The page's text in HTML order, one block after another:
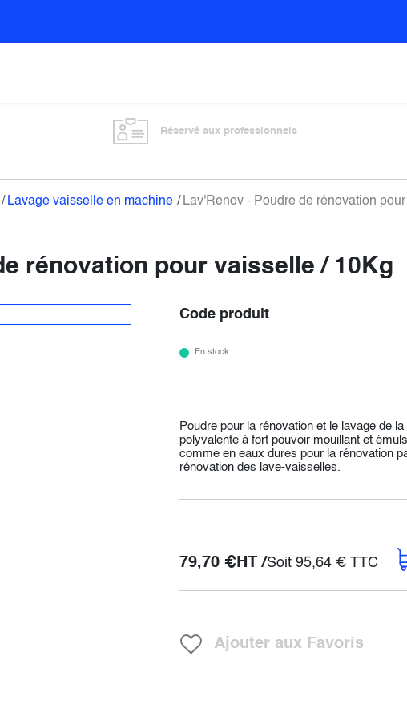
Réservé aux professionnels
Lavage vaisselle en machine Lav'Renov - Poudre de rénovation
rénovation pour vaisselle / 10Kg
Code produit
En stock
Poudre pour la rénovation et le lavage de
polyvalente à fort pouvoir mouillant et
comme en eaux dures pour la rénovation
rénovation des lave-vaisselles.
79,70€ HT /Soit 95,64€TTC
Ajouter aux Favoris